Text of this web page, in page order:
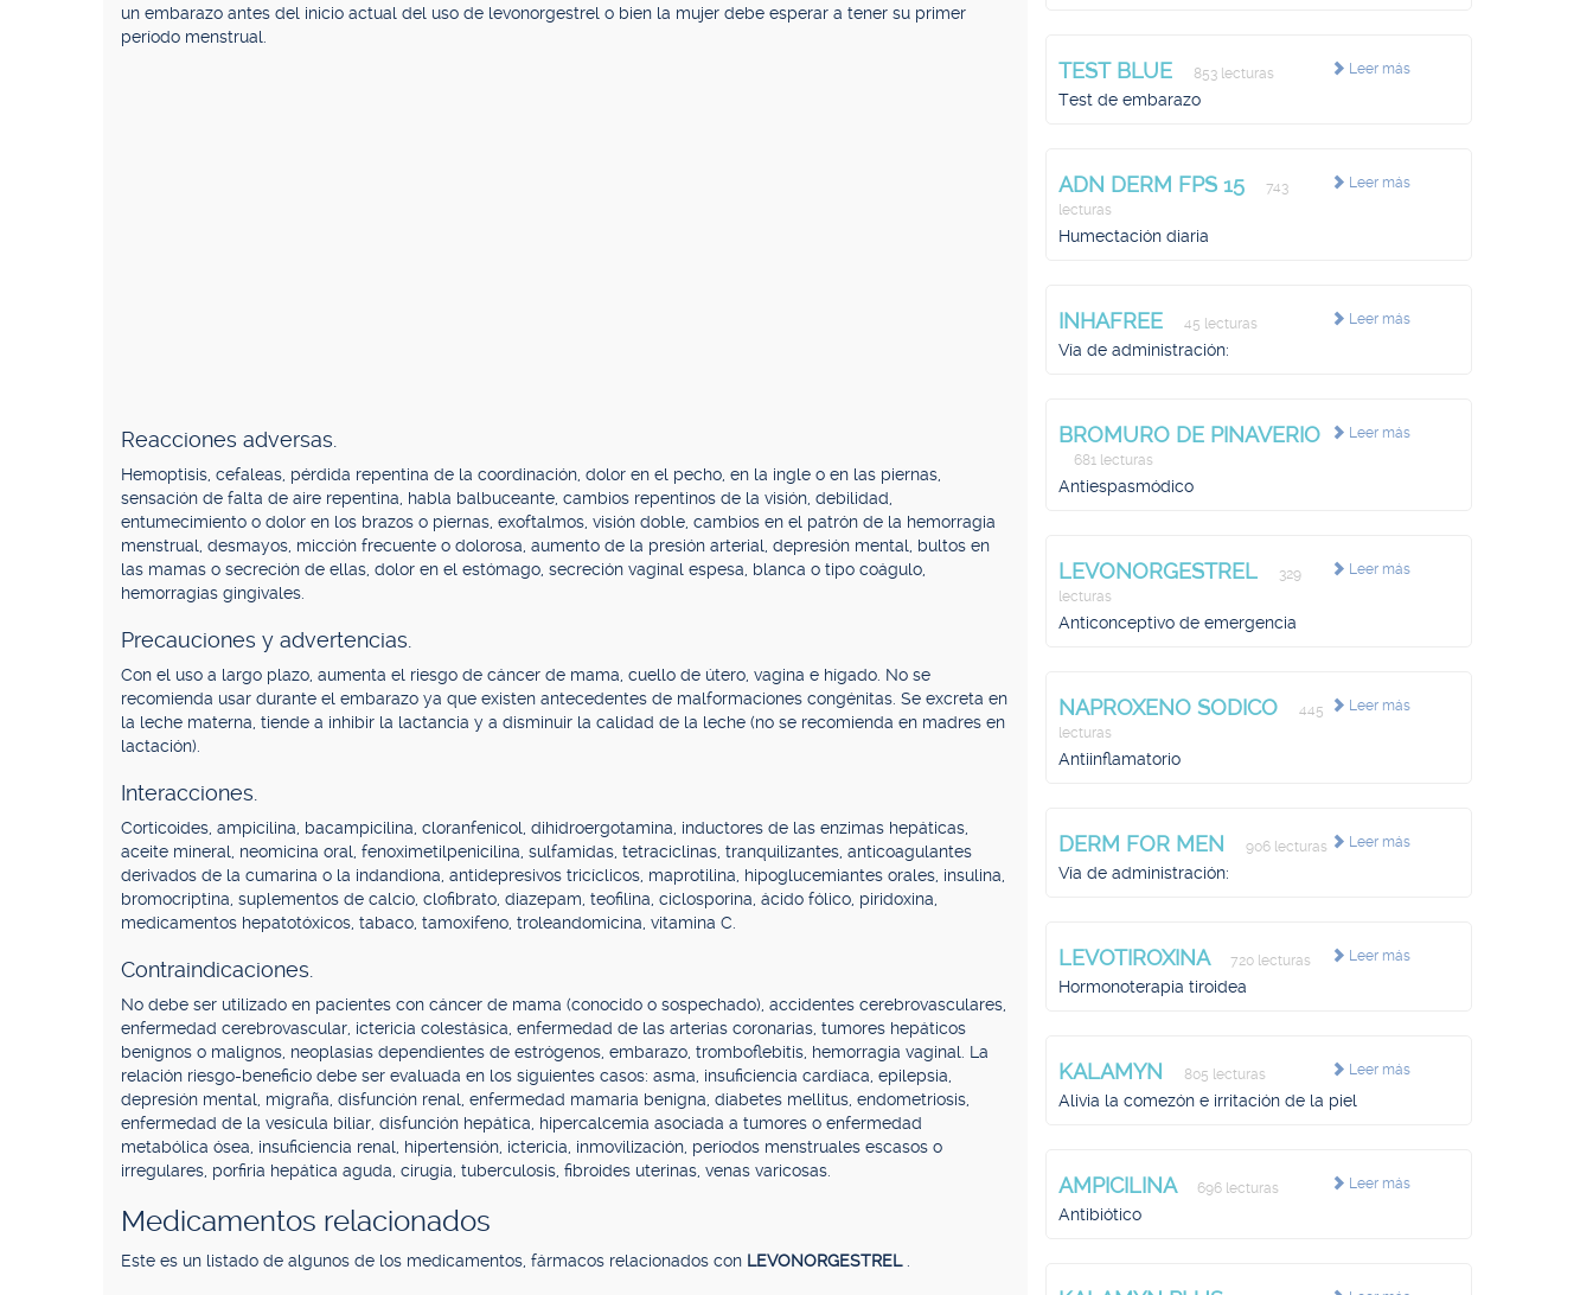
un embarazo antes del inicio actual del uso de levonorgestrel o bien la mujer debe esperar a tener su primer
período menstrual.
Reacciones adversas.
Hemoptisis, cefaleas, pérdida repentina de la coordinación, dolor en el pecho, en la ingle o en las piernas,
sensación de falta de aire repentina, habla balbuceante, cambios repentinos de la visión, debilidad,
entumecimiento o dolor en los brazos o piernas, exoftalmos, visión doble, cambios en el patrón de la hemorragia
menstrual, desmayos, micción frecuente o dolorosa, aumento de la presión arterial, depresión mental, bultos en
las mamas o secreción de ellas, dolor en el estómago, secreción vaginal espesa, blanca o tipo coágulo,
hemorragias gingivales.
Precauciones y advertencias.
Con el uso a largo plazo, aumenta el riesgo de cáncer de mama, cuello de útero, vagina e hígado. No se
recomienda usar durante el embarazo ya que existen antecedentes de malformaciones congénitas. Se excreta en
la leche materna, tiende a inhibir la lactancia y a disminuir la calidad de la leche (no se recomienda en madres en
lactación).
Interacciones.
Corticoides, ampicilina, bacampicilina, cloranfenicol, dihidroergotamina, inductores de las enzimas hepáticas,
aceite mineral, neomicina oral, fenoximetilpenicilina, sulfamidas, tetraciclinas, tranquilizantes, anticoagulantes
derivados de la cumarina o la indandiona, antidepresivos tricíclicos, maprotilina, hipoglucemiantes orales, insulina,
bromocriptina, suplementos de calcio, clofibrato, diazepam, teofilina, ciclosporina, ácido fólico, piridoxina,
medicamentos hepatotóxicos, tabaco, tamoxifeno, troleandomicina, vitamina C.
Contraindicaciones.
No debe ser utilizado en pacientes con cáncer de mama (conocido o sospechado), accidentes cerebrovasculares,
enfermedad cerebrovascular, ictericia colestásica, enfermedad de las arterias coronarias, tumores hepáticos
benignos o malignos, neoplasias dependientes de estrógenos, embarazo, tromboflebitis, hemorragia vaginal. La
relación riesgo-beneficio debe ser evaluada en los siguientes casos: asma, insuficiencia cardíaca, epilepsia,
depresión mental, migraña, disfunción renal, enfermedad mamaria benigna, diabetes mellitus, endometriosis,
enfermedad de la vesícula biliar, disfunción hepática, hipercalcemia asociada a tumores o enfermedad
metabólica ósea, insuficiencia renal, hipertensión, ictericia, inmovilización, períodos menstruales escasos o
irregulares, porfiria hepática aguda, cirugía, tuberculosis, fibroides uterinas, venas varicosas.
Medicamentos relacionados
Este es un listado de algunos de los medicamentos, fármacos relacionados con LEVONORGESTREL
Leer más
TEST BLUE 853 lecturas
Test de embarazo
Leer más
ADN DERM FPS 15
743
lecturas
Humectación diaria
Leer más
INHAFREE 45 lecturas
Vía de administración:
Leer más
BROMURO DE PINAVERIO
681 lecturas
Antiespasmódico
Leer más
LEVONORGESTREL
329
lecturas
Anticonceptivo de emergencia
Leer más
NAPROXENO SODICO
445
lecturas
Antiinflamatorio
Leer más
DERM FOR MEN 906 lecturas
Vía de administración:
Leer más
LEVOTIROXINA 720 lecturas
Hormonoterapia tiroidea
Leer más
KALAMYN 805 lecturas
Alivia la comezón e irritación de la piel
Leer más
AMPICILINA 696 lecturas
Antibiótico